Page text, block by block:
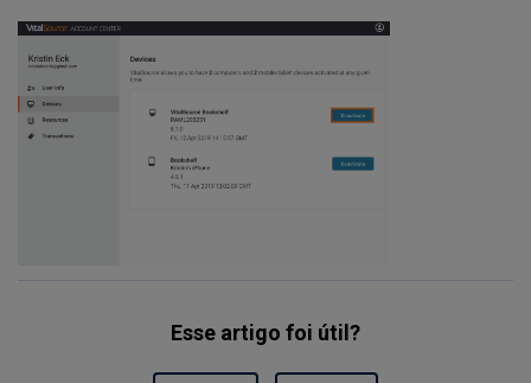
Esse artigo foi útil?